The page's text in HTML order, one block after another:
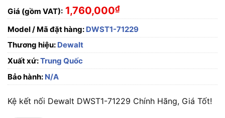
Giá (gồm VAT): 1,760,000₫
Model / Mã đặt hàng: DWST1-71229
Thương hiệu: Dewalt
Xuất xứ:Trung Quốc
Bảo hành: N/A
Kệ kết nối Dewalt DWST1-71229 Chính Hãng, Giá Tốt!